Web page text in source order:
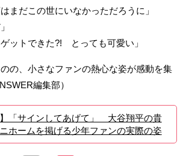
まだこの世にいなかっただろうに」
ゲットできた?! とっても可愛い」
の、小さなファンの熱心な姿が感動を集
編集部）
】「サインしてあげて」 大谷翔平の貴
ホームを掲げる少年ファンの実際の姿